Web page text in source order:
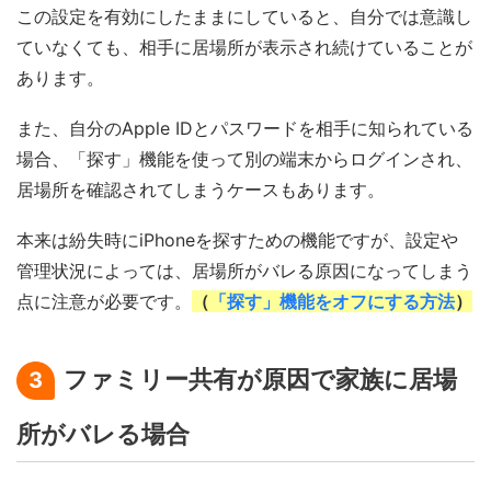
この設定を有効にしたままにしていると、自分では意識し
ていなくても、相手に居場所が表示され続けていることが
あります。
また、自分のApple IDとパスワードを相手に知られている
場合、「探す」機能を使って別の端末からログインされ、
居場所を確認されてしまうケースもあります。
本来は紛失時にiPhoneを探すための機能ですが、設定や
管理状況によっては、居場所がバレる原因になってしまう
点に注意が必要です。
（ 「探す」機能をオフにする方法）
3
ファミリー共有が原因で家族に居場
所がバレる場合